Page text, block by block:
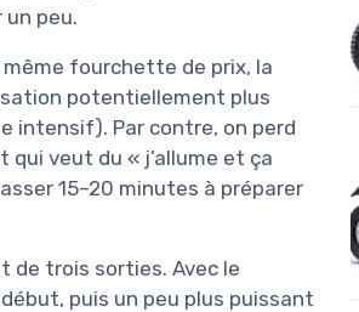
peu.
fourchette de prix, la
potentiellement plus
intensif). Par contre, on perd
veut du « j’allume et ça
15–20 minutes à préparer
de trois sorties. Avec le
puis un peu plus puissant